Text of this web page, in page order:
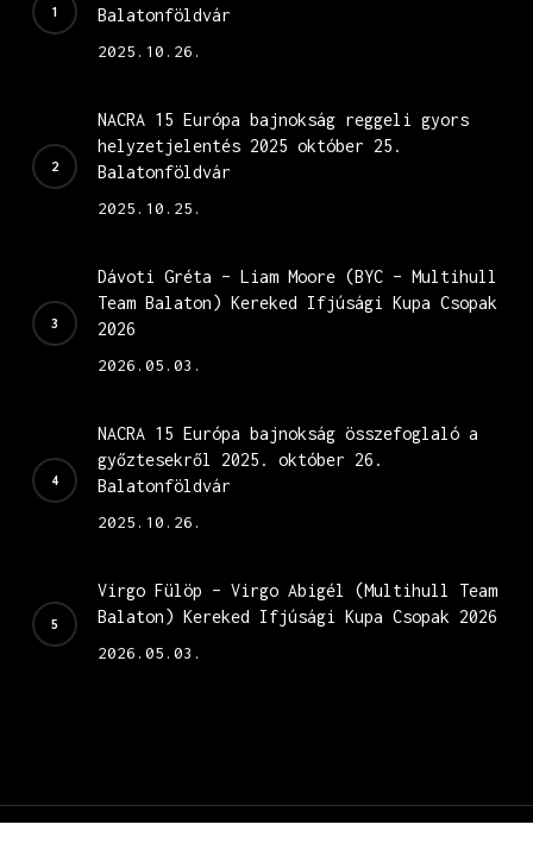
Balatonföldvár
2025.10.26.
NACRA 15 Európa bajnokság reggeli gyors
helyzetjelentés 2025 október 25.
Balatonföldvár
2025.10.25.
Dávoti Gréta – Liam Moore (BYC – Multihull
Team Balaton) Kereked Ifjúsági Kupa Csopak
2026
2026.05.03.
NACRA 15 Európa bajnokság összefoglaló a
győztesekről 2025. október 26.
Balatonföldvár
2025.10.26.
Virgo Fülöp – Virgo Abigél (Multihull Team
Balaton) Kereked Ifjúsági Kupa Csopak 2026
2026.05.03.